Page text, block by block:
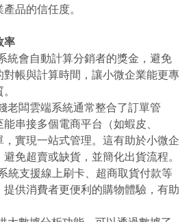
品的信任度。
率
統會自動計算分銷者的獎金，避免
對帳與計算時間，讓小微企業能更專
老闆雲端系統通常整合了訂單管
串接多個電商平台（如蝦皮、
實現一站式管理。這有助於小微企
免超賣或缺貨，並簡化出貨流程。
統支援線上刷卡、超商取貨付款等
供消費者更便利的購物體驗，有助